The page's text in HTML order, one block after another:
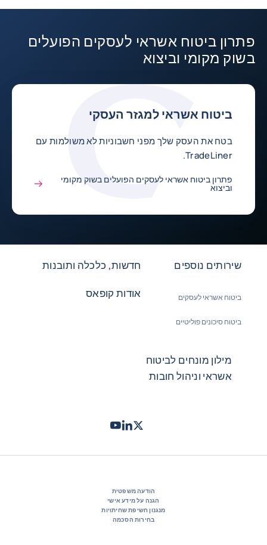
פתרון ביטוח אשראי לעסקים הפועלים
בשוק מקומי וביצוא
ביטוח אשראי למגזר העסקי
בטח את העסק שלך מפני חשבוניות לא משולמות עם
TradeLiner.
פתרון ביטוח אשראי לעסקים הפועלים בשוק מקומי
וביצוא
שירותים נוספים
ביטוח אשראי לעסקים
ביטוח סיכונים פוליטיים
חדשות, כלכלה ותובנות
אודות קופאס
מילון מונחים לביטוח
אשראי וניהול חובות
Twitter - קופאסLinkedIn
Youtube
הודעה משפטית
הגנה על מידע אישי
מנגנון חשיפת שחיתויות
בחירות הסכמה